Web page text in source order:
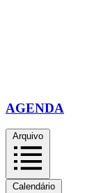
AGENDA
Arquivo
Calendário